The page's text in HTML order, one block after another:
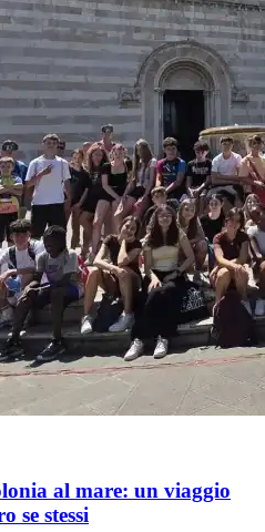
al mare: un viaggio
se stessi